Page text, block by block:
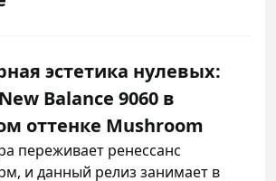
эстетика нулевых:
Balance 9060 в
оттенке Mushroom
переживает ренессанс
и данный релиз занимает в